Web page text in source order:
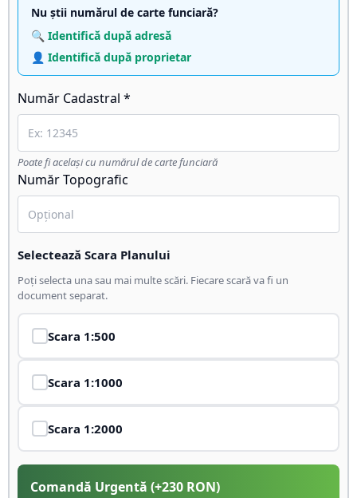
Nu știi numărul de carte funciară?
🔍 Identifică după adresă
👤 Identifică după proprietar
Număr Cadastral *
Poate fi același cu numărul de carte funciară
Număr Topografic
Selectează Scara Planului
Poți selecta una sau mai multe scări. Fiecare scară va fi un
document separat.
Scara 1:500
Scara 1:1000
Scara 1:2000
Comandă Urgentă (+230 RON)